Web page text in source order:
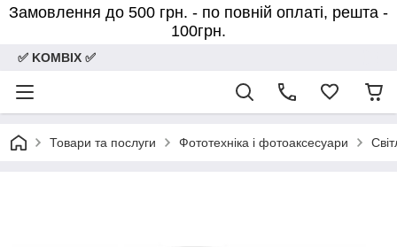
Замовлення до 500 грн. - по повній оплаті, решта -
100грн.
✅ KOMBIX ✅
Товари та послуги Фототехніка і фотоаксесуари